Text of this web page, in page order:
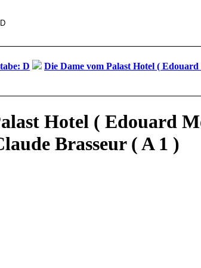
D
Die Dame vom Palast Hotel (
Hotel ( Edouard
Brasseur ( A 1 )